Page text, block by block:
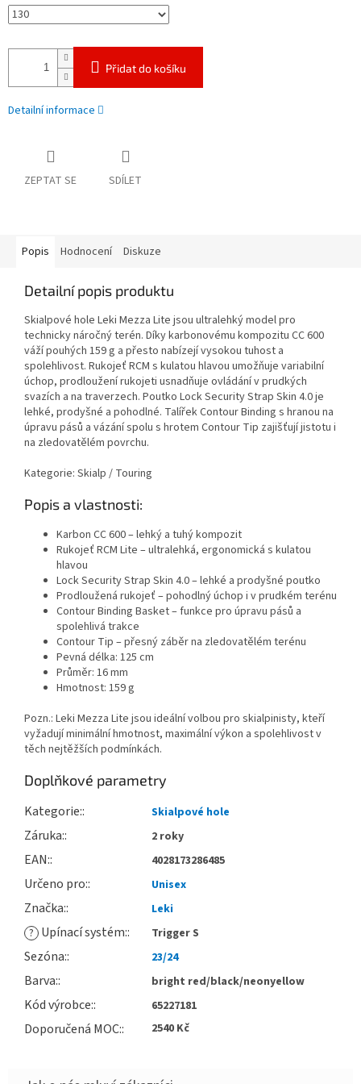
Přidat do košíku
Detailní informace
ZEPTAT SE SDÍLET
Popis Hodnocení Diskuze
Detailní popis produktu
Skialpové hole Leki Mezza Lite jsou ultralehký model pro
technicky náročný terén. Díky karbonovému kompozitu CC 600
váží pouhých 159 g a přesto nabízejí vysokou tuhost a
spolehlivost. Rukojeť RCM s kulatou hlavou umožňuje variabilní
úchop, prodloužení rukojeti usnadňuje ovládání v prudkých
svazích a na traverzech. Poutko Lock Security Strap Skin 4.0 je
lehké, prodyšné a pohodlné. Talířek Contour Binding s hranou na
úpravu pásů a vázání spolu s hrotem Contour Tip zajišťují jistotu i
na zledovatělém povrchu.
Kategorie: Skialp / Touring
Popis a vlastnosti:
Karbon CC 600 – lehký a tuhý kompozit
Rukojeť RCM Lite – ultralehká, ergonomická s kulatou
hlavou
Lock Security Strap Skin 4.0 – lehké a prodyšné poutko
Prodloužená rukojeť – pohodlný úchop i v prudkém terénu
Contour Binding Basket – funkce pro úpravu pásů a
spolehlivá trakce
Contour Tip – přesný záběr na zledovatělém terénu
Pevná délka: 125 cm
Průměr: 16 mm
Hmotnost: 159 g
Pozn.: Leki Mezza Lite jsou ideální volbou pro skialpinisty, kteří
vyžadují minimální hmotnost, maximální výkon a spolehlivost v
těch nejtěžších podmínkách.
Doplňkové parametry
Kategorie: Skialpové hole
Záruka: 2 roky
EAN: 4028173286485
Určeno pro: Unisex
Značka:
Leki
? Upínací systém: Trigger S
Sezóna: 23/24
Barva: bright red/black/neonyellow
Kód výrobce: 65227181
Doporučená MOC: 2540 Kč